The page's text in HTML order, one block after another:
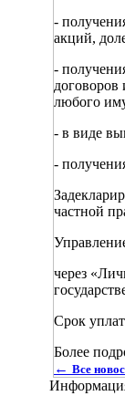
-
акций,
-
договоров
любого
- в виде
-
частной
через
Срок
Более
← Все